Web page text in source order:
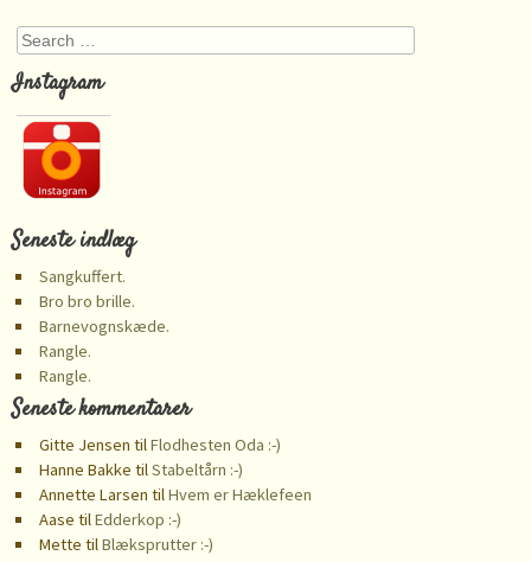
Post navigation
Search
Instagram
Seneste indlæg
Sangkuffert.
Bro bro brille.
Barnevognskæde.
Rangle.
Rangle.
Seneste kommentarer
Gitte Jensen tilFlodhesten Oda :-)
Hanne Bakke tilStabeltårn :-)
Annette Larsen tilHvem er Hæklefeen
Aase tilEdderkop :-)
Mette tilBlæksprutter :-)